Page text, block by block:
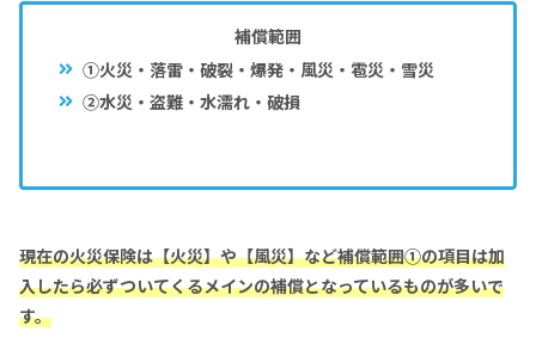
補償範囲
①火災・落雷・破裂・爆発・風災・雹災・雪災
②水災・盗難・水濡れ・破損
現在の火災保険は【火災】や【風災】など補償範囲①の項目は加
入したら必ずついてくるメインの補償となっているものが多いで
す。